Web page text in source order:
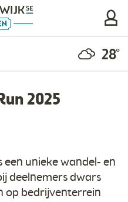
28°
2025
een unieke wandel- en
deelnemers dwars
op bedrijventerrein